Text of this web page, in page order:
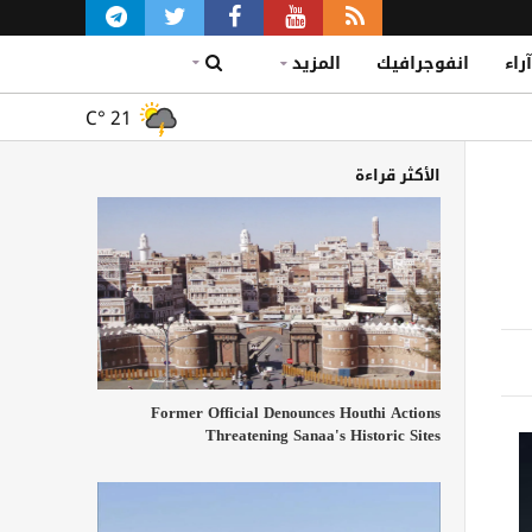
آراء انفوجرافيك المزيد
C° 21
الأكثر قراءة
Former Official Denounces Houthi Actions
Threatening Sanaa's Historic Sites